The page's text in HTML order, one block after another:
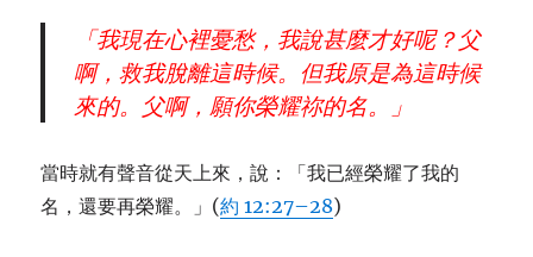
「我現在心裡憂愁，我說甚麼才好呢？父
啊，救我脫離這時候。但我原是為這時候
來的。父啊，願你榮耀祢的名。」
當時就有聲音從天上來，說：「我已經榮耀了我的
名，還要再榮耀。」(約 12:27–28)